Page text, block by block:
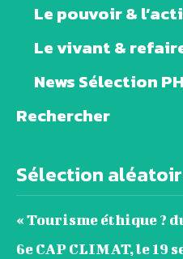
Le pouvoir &
Le vivant &
News Sélection
Rechercher
Sélection
« Tourisme éthique ?
6e CAP CLIMAT, le 19